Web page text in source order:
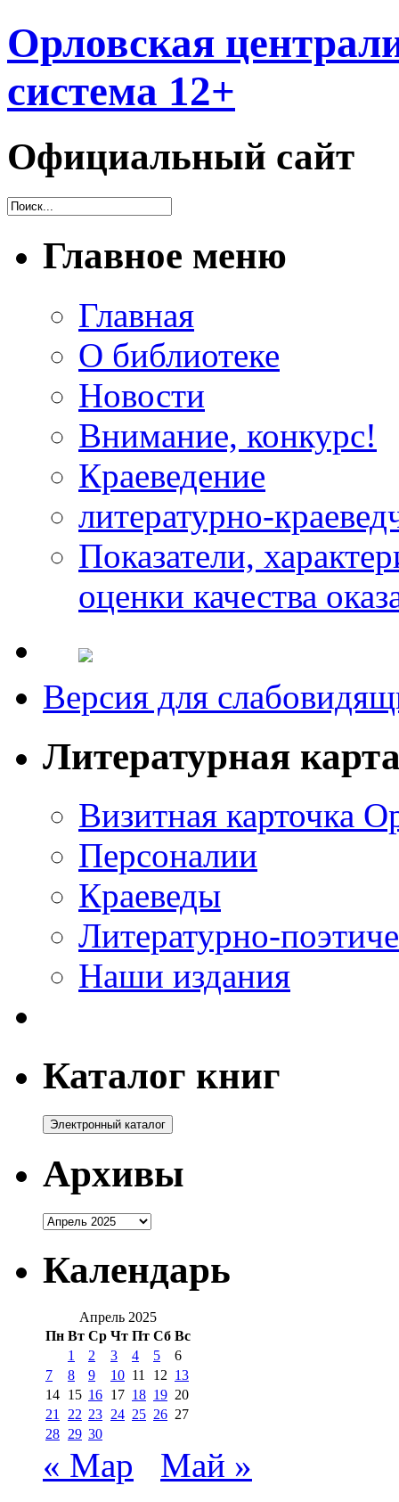
Орловская
система 12+
Официальный сайт
Главное меню
Главная
О библиотеке
Новости
Внимание, конкурс!
Краеведение
литературно-
Показатели,
оценки качества
Версия для
Литературная
Визитная карточка
Персоналии
Краеведы
Литературно-
Наши издания
Каталог книг
Архивы
Архивы
Календарь
Апрель 2025
Пн Вт Ср Чт Пт Сб Вс
1
2 3 4 5
6
7
8 9 10 11 12 13
14 15 16 17 18 19 20
21
22 23 24 25 26 27
28 29 30
« Мар Май »